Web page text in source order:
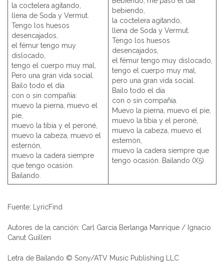
la coctelera agitando,
llena de Soda y Vermut.
Tengo los huesos
desencajados,
el fémur tengo muy
dislocado,
tengo el cuerpo muy mal,
Pero una gran vida social.
Bailo todo el día
con o sin compañía:
muevo la pierna, muevo el
pie,
muevo la tibia y el peroné,
muevo la cabeza, muevo el
esternón,
muevo la cadera siempre
que tengo ocasión.
Bailando.
bebiendo,
la coctelera agitando,
llena de Soda y Vermut.
Tengo los huesos
desencajados,
el fémur tengo muy dislocado,
tengo el cuerpo muy mal,
pero una gran vida social.
Bailo todo el día
con o sin compañía.
Muevo la pierna, muevo el pie,
muevo la tibia y el peroné,
muevo la cabeza, muevo el
esternón,
muevo la cadera siempre que
tengo ocasión. Bailando (X5)
Fuente: LyricFind
Autores de la canción: Carl Garcia Berlanga Manrique / Ignacio
Canut Guillen
Letra de Bailando © Sony/ATV Music Publishing LLC